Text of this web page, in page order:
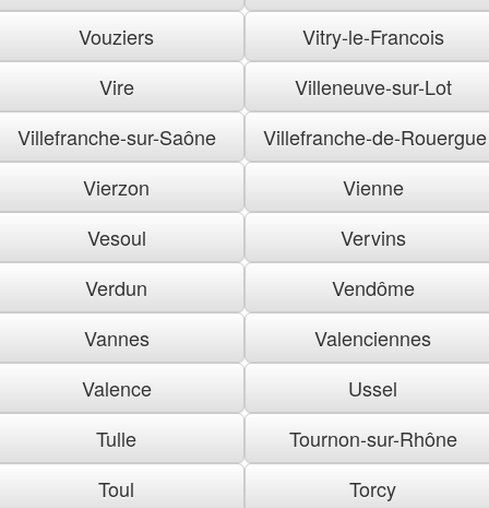
Vouziers
Vitry-le-Francois
Vire
Villeneuve-sur-Lot
Villefranche-sur-Saône
Villefranche-de-Rouergue
Vierzon
Vienne
Vesoul
Vervins
Verdun
Vendôme
Vannes
Valenciennes
Valence
Ussel
Tulle
Tournon-sur-Rhône
Toul
Torcy